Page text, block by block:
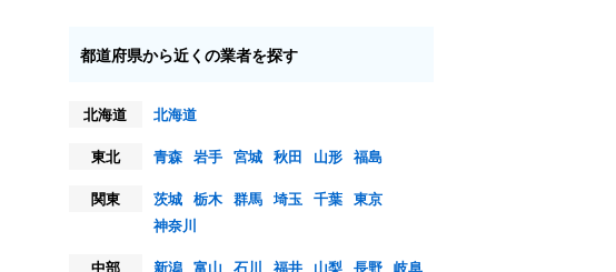
都道府県から近くの業者を探す
北海道
北海道
東北
青森 岩手 宮城 秋田 山形 福島
関東
茨城 栃木 群馬 埼玉 千葉 東京
神奈川
中部
新潟 富山 石川 福井 山梨 長野 岐阜